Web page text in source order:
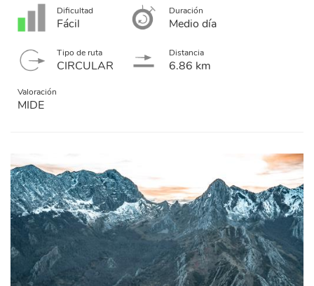
Dificultad
Fácil
Duración
Medio día
Tipo de ruta
CIRCULAR
Distancia
6.86 km
Valoración
MIDE